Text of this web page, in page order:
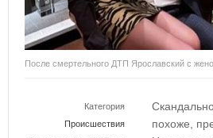
После смертельного ДТП Ярославский с
Категория
Происшествия
похоже,